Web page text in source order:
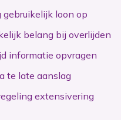
loon op
belang bij overlijden
informatie opvragen
te late aanslag
extensivering